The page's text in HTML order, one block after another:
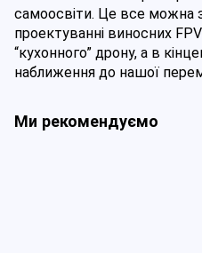
самоосвіти. Це все можна
проектуванні виносних
“кухонного” дрону, а в
наближення до нашої
Ми рекомендуємо